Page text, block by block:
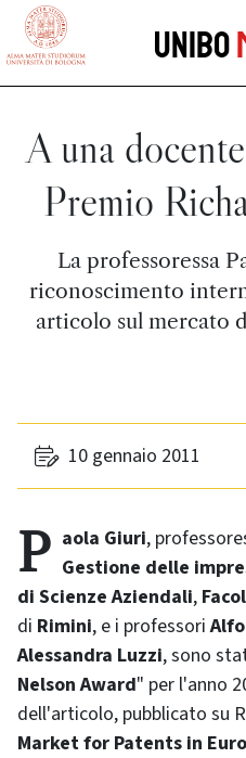
vai al contenuto della pagina
Unibo
A una
Premio
La professoressa
riconoscimento
articolo sul mercato
10 gennaio 2011
Paola Giuri,
Gestione delle
di Scienze Aziendali,
di Rimini, e i professori
Alessandra Luzzi, sono
Nelson Award" per l'anno
dell'articolo, pubblicato su
Market for Patents in